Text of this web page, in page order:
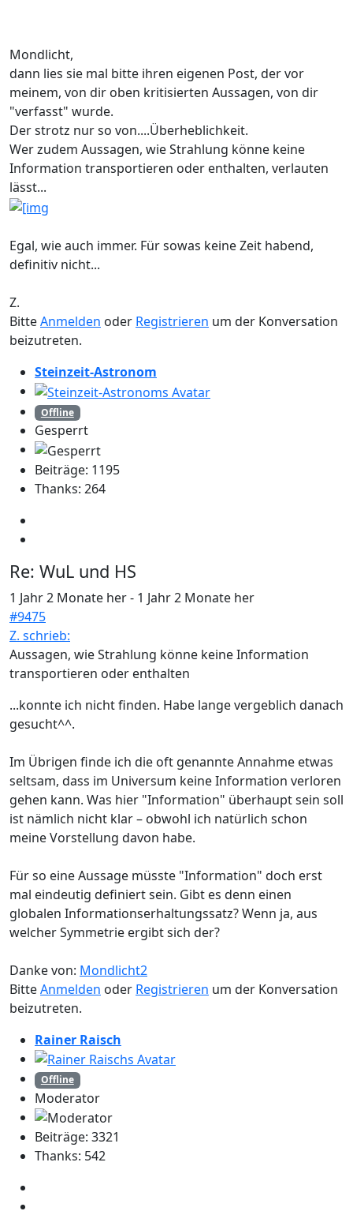
Mondlicht,
dann lies sie mal bitte ihren eigenen Post, der vor
meinem, von dir oben kritisierten Aussagen, von dir
"verfasst" wurde.
Der strotz nur so von....Überheblichkeit.
Wer zudem Aussagen, wie Strahlung könne keine
Information transportieren oder enthalten, verlauten
lässt...
Egal, wie auch immer. Für sowas keine Zeit habend,
definitiv nicht...
Z.
BitteAnmelden oder Registrieren um der Konversation
beizutreten.
Steinzeit-Astronom
Offline
Gesperrt
Beiträge: 1195
Thanks: 264
Re: WuL und HS
1 Jahr 2 Monate her- 1 Jahr 2 Monate her
#9475
Z. schrieb:
Aussagen, wie Strahlung könne keine Information
transportieren oder enthalten
...konnte ich nicht finden. Habe lange vergeblich danach
gesucht^^.
Im Übrigen finde ich die oft genannte Annahme etwas
seltsam, dass im Universum keine Information verloren
gehen kann. Was hier "Information" überhaupt sein soll
ist nämlich nicht klar – obwohl ich natürlich schon
meine Vorstellung davon habe.
Für so eine Aussage müsste "Information" doch erst
mal eindeutig definiert sein. Gibt es denn einen
globalen Informationserhaltungssatz? Wenn ja, aus
welcher Symmetrie ergibt sich der?
Danke von: Mondlicht2
BitteAnmelden oder Registrieren um der Konversation
beizutreten.
Rainer Raisch
Offline
Moderator
Beiträge: 3321
Thanks: 542